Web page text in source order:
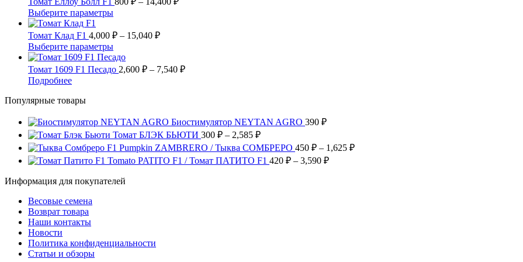
странице
товара.
можно
выбрать
странице
товара.
несколько
вариаций.
Опции
можно
выбрать
на
странице
Выберите параметрыЭтот
имеет
несколько
вариаций.
Опции
можно
товара.
Томат Клад F1 4,000 ₽ – 15,040 ₽Диапазон
–
Выберите параметрыЭтот
товар
имеет
выбрать
на
странице
товара.
Томат 1609 F1 Песадо 2,600 ₽ – 7,540 ₽Диапазон
ПодробнееЭтот
имеет
вариаций.
Опции
можно
выбрать
на
товара.
Популярные товары
Биостимулятор NEYTAN AGRO 390 ₽
Томат БЛЭК БЬЮТИ 300 ₽ – 2,585 ₽Диапазон
цен:
300 ₽
–
Pumpkin ZAMBRERO / Тыква СОМБРЕРО 450 ₽ – 1,625 ₽Диапазон
Tomato PATITO F1 / Томат ПАТИТО F1 420 ₽ – 3,590 ₽Диапазон
Информация для покупателей
Весовые семена
Возврат товара
Наши контакты
Новости
Политика конфиденциальности
Статьи и обзоры